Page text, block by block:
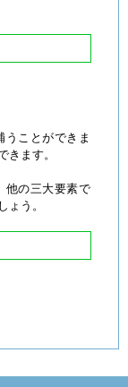
うことができま
きます。
他の三大要素で
ょう。